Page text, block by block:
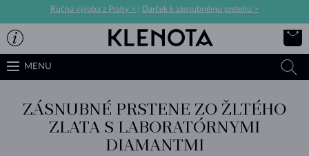
Ručná výroba z Prahy > Darček k zásnubnému prsteňu >
MENU
ZÁSNUBNÉ PRSTENE ZO ŽLTÉHO
ZLATA S LABORATÓRNYMI
DIAMANTMI